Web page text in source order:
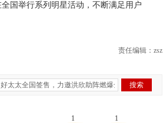
国举行系列明星活动，不断满足用户
责任编辑：zsz
1 1